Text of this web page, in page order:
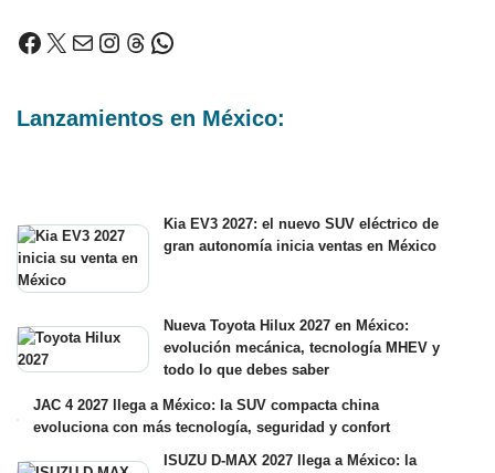
Lanzamientos en México:
Kia EV3 2027: el nuevo SUV eléctrico de
gran autonomía inicia ventas en México
Nueva Toyota Hilux 2027 en México:
evolución mecánica, tecnología MHEV y
todo lo que debes saber
JAC 4 2027 llega a México: la SUV compacta china
evoluciona con más tecnología, seguridad y confort
ISUZU D-MAX 2027 llega a México: la